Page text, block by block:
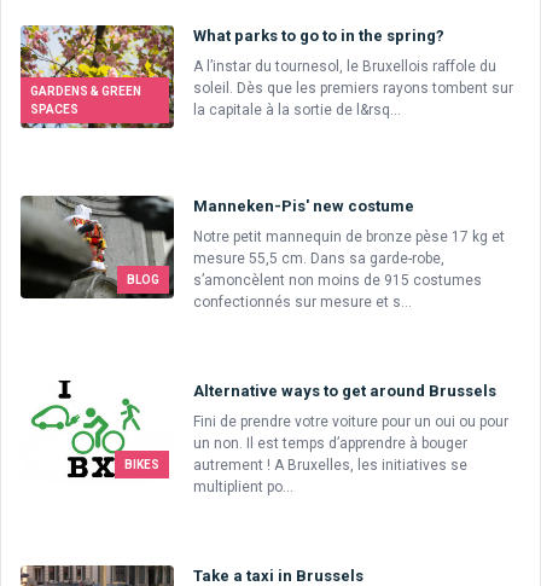
GARDENS & GREEN
SPACES
What parks to go to in the spring?
A l’instar du tournesol, le Bruxellois raffole du
soleil. Dès que les premiers rayons tombent sur
la capitale à la sortie de l&rsq...
BLOG
Manneken-Pis' new costume
Notre petit mannequin de bronze pèse 17 kg et
mesure 55,5 cm. Dans sa garde-robe,
s’amoncèlent non moins de 915 costumes
confectionnés sur mesure et s...
BIKES
Alternative ways to get around Brussels
Fini de prendre votre voiture pour un oui ou pour
un non. Il est temps d’apprendre à bouger
autrement ! A Bruxelles, les initiatives se
multiplient po...
Take a taxi in Brussels